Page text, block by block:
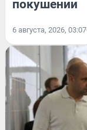
покушении
6 августа, 2026, 03:07